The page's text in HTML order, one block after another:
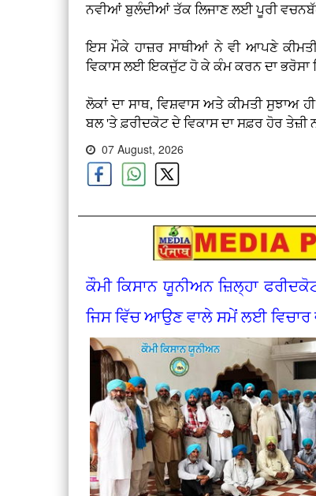
ਨਵੀਆਂ ਬੁਲੰਦੀਆਂ ਤੱਕ ਲਿਜਾਣ ਲਈ ਪੂਰੀ
ਇਸ ਮੌਕੇ ਹਾਜ਼ਰ ਸਾਥੀਆਂ ਨੇ ਵੀ ਆਪਣੇ
ਵਿਕਾਸ ਲਈ ਇਕਜੁੱਟ ਹੋ ਕੇ ਕੰਮ ਕਰਨ ਦਾ ਭਰੋਸਾ
ਲੋਕਾਂ ਦਾ ਸਾਥ, ਵਿਸ਼ਵਾਸ ਅਤੇ ਕੀਮਤੀ ਸੁਝਾਅ
ਬਲ 'ਤੇ ਫ਼ਰੀਦਕੋਟ ਦੇ ਵਿਕਾਸ ਦਾ ਸਫ਼ਰ ਹੋਰ
07 August, 2026
ਕੌਮੀ ਕਿਸਾਨ ਯੂਨੀਅਨ ਜ਼ਿਲ੍ਹਾ
ਜਿਸ ਵਿੱਚ ਆਉਣ ਵਾਲੇ ਸਮੇਂ ਲਈ